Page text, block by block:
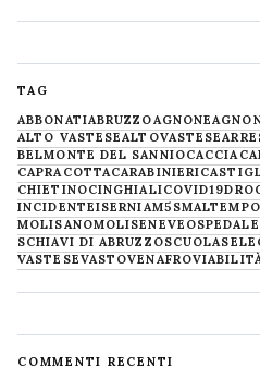
TAG
ABBONATIABRUZZOAGNONE
ALTO VASTESEALTOVASTESE
BELMONTE DEL SANNIOCACCIA
CAPRACOTTACARABINIERI
CHIETINOCINGHIALICOVID19
INCIDENTEISERNIAM5SMALTEMPO
MOLISANOMOLISENEVE OSPEDALE
SCHIAVI DI ABRUZZOSCUOLA
VASTESEVASTOVENAFRO
COMMENTI RECENTI